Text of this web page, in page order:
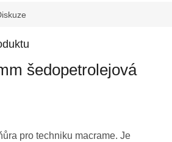
šedopetrolejová
pro techniku macrame. Je